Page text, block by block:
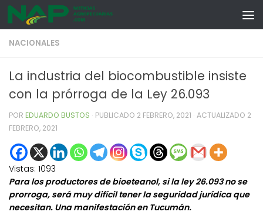
Skip to content
NACIONALES
La industria del biocombustible insiste
con la prórroga de la Ley 26.093
POR EDUARDO BUSTOS · PUBLICADO 2 FEBRERO, 2021 · ACTUALIZADO 2
FEBRERO, 2021
Vistas: 1093
Para los productores de bioeteanol, si la ley 26.093 no se
prorroga, será muy difícil tener la seguridad jurídica que
necesitan. Una manifestación en Tucumán.